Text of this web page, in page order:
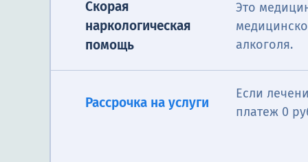
Скорая
наркологическая
помощь
Это
алкоголя.
Реабилитация в центре
Программы
лечение,
тренинги и
вернуться к
Нарколог
зависимости
Рассрочка на услуги
Если
платеж 0